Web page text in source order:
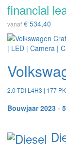
financial
vanaf € 534,40
Bouwjaar 2023 •